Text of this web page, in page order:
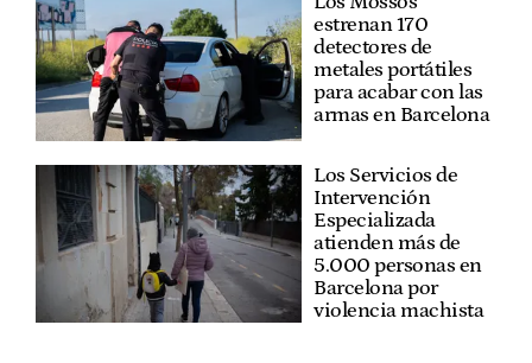
estrenan 170
detectores de
metales portátiles
para acabar con las
armas en Barcelona
Los Servicios de
Intervención
Especializada
atienden más de
5.000 personas en
Barcelona por
violencia machista